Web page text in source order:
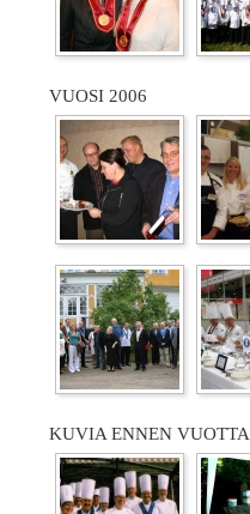
VUOSI 2006
KUVIA ENNEN